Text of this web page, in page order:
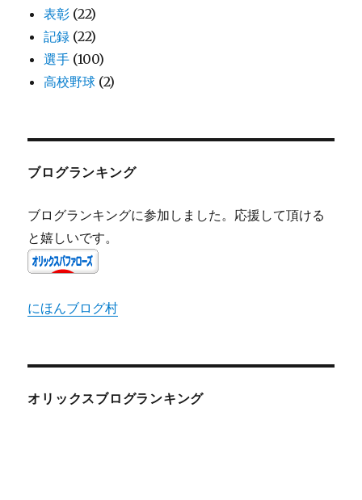
表彰 (22)
記録 (22)
選手 (100)
高校野球 (2)
ブログランキング
ブログランキングに参加しました。応援して頂ける
と嬉しいです。
にほんブログ村
オリックスブログランキング